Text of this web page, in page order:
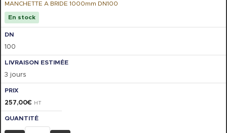
MANCHETTE A BRIDE 1000mm DN100
En stock
100
3 jours
257,00€ HT